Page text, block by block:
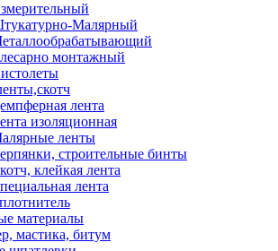
Малярный
монтажный
лента
изоляционная
ленты
строительные бинты
клейкая лента
лента
материалы
мастика, битум